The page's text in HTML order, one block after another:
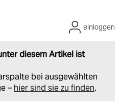
diesem Artikel ist
bei ausgewählten
– hier sind sie zu finden.
einloggen